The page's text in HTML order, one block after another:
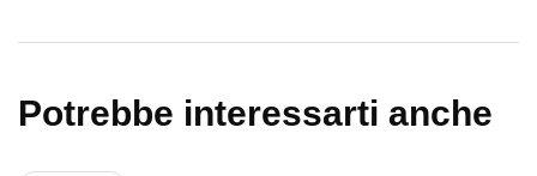
Potrebbe interessarti anche